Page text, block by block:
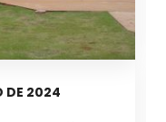
DE 2024